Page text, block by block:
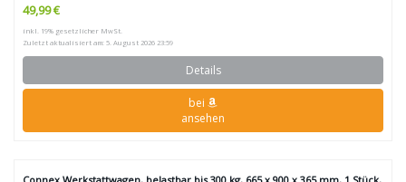
49,99 €
inkl. 19% gesetzlicher MwSt.
Zuletzt aktualisiert am: 5. August 2026 23:59
Details
bei
ansehen